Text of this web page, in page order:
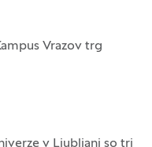
Vrazov trg
v Ljubljani so tri